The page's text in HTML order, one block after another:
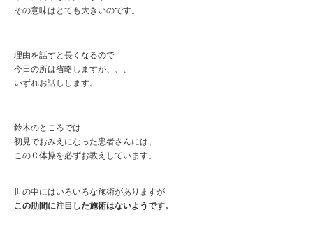
その意味はとても大きいのです。
理由を話すと長くなるので
今日の所は省略しますが、、、
いずれお話しします。
鈴木のところでは
初見でおみえになった患者さんには、
このＣ体操を必ずお教えしています。
世の中にはいろいろな施術がありますが
この肋間に注目した施術はないようです。